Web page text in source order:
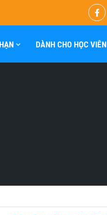
DÀNH CHO HỌC VIÊN